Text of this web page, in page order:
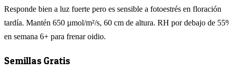
Responde bien a luz fuerte pero es sensible a fotoestrés en floración
tardía. Mantén 650 µmol/m²/s, 60 cm de altura. RH por debajo de
en semana 6+ para frenar oidio.
Semillas Gratis